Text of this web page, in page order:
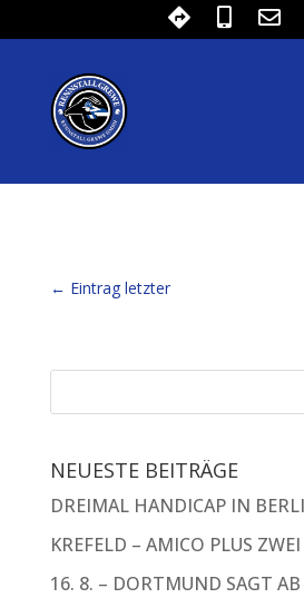
← Eintrag letzter
NEUESTE BEITRÄGE
DREIMAL HANDICAP IN
KREFELD – AMICO PLUS ZWEI
16. 8. – DORTMUND SAGT AB